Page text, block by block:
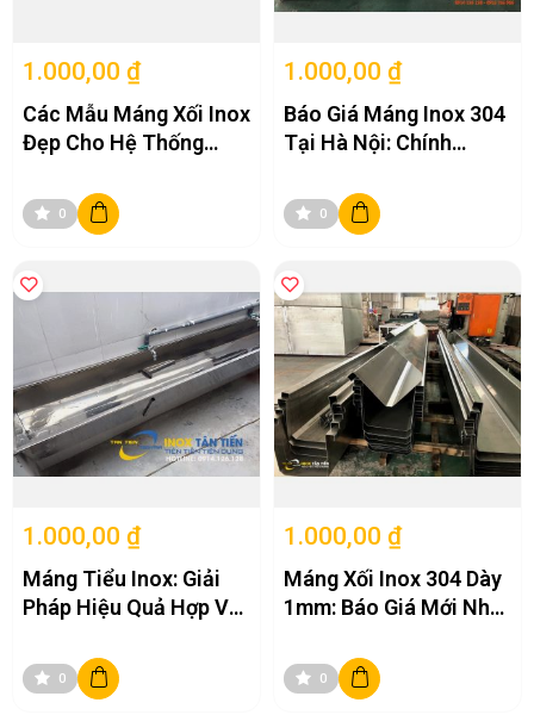
1.000,00 ₫
Các Mẫu Máng Xối Inox
Đẹp Cho Hệ Thống
0
1.000,00 ₫
Báo Giá Máng Inox 304
Tại Hà Nội: Chính
Thước 2026
0
1.000,00 ₫
Máng Tiểu Inox: Giải
Pháp Hiệu Quả Hợp Vệ
Phí
0
1.000,00 ₫
Máng Xối Inox 304 Dày
1mm: Báo Giá Mới Nhất
0